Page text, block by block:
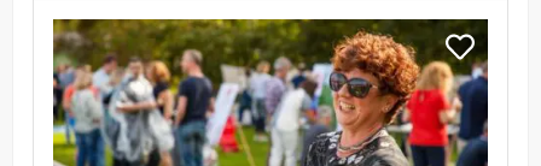
Bekijk
Workshop
Schilderen
Workshop
Schilderen